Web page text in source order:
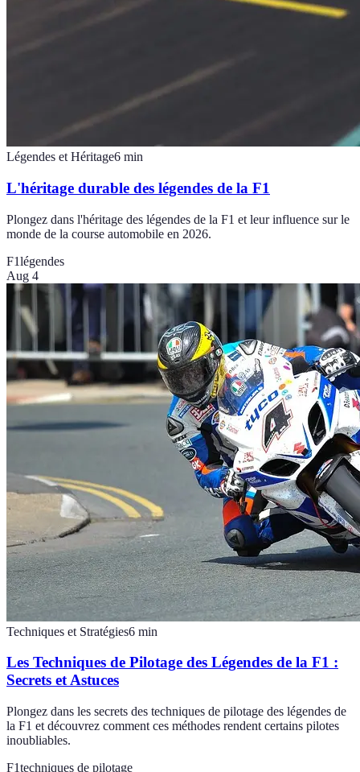
Légendes et Héritage6 min
L'héritage durable des légendes de la F1
Plongez dans l'héritage des légendes de la F1 et leur influence sur le
monde de la course automobile en 2026.
F1légendes
Aug 4
Techniques et Stratégies6 min
Les Techniques de Pilotage des Légendes de la F1 :
Secrets et Astuces
Plongez dans les secrets des techniques de pilotage des légendes de
la F1 et découvrez comment ces méthodes rendent certains pilotes
inoubliables.
F1techniques de pilotage